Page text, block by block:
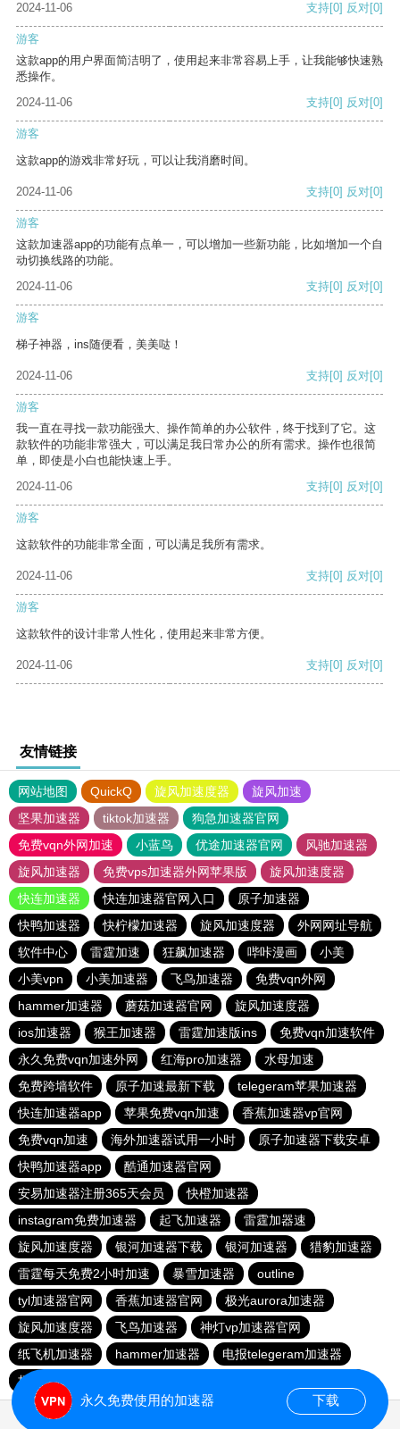
2024-11-06
支持[0] 反对[0]
游客
这款app的用户界面简洁明了，使用起来非常容易上手，让我能够快速熟
悉操作。
2024-11-06
支持[0] 反对[0]
游客
这款app的游戏非常好玩，可以让我消磨时间。
2024-11-06 支持[0] 反对[0]
游客
这款加速器app的功能有点单一，可以增加一些新功能，比如增加一个自
动切换线路的功能。
2024-11-06
支持[0] 反对[0]
游客
梯子神器，ins随便看，美美哒！
2024-11-06 支持[0] 反对[0]
游客
我一直在寻找一款功能强大、操作简单的办公软件，终于找到了它。这
款软件的功能非常强大，可以满足我日常办公的所有需求。操作也很简
单，即使是小白也能快速上手。
2024-11-06
支持[0] 反对[0]
游客
这款软件的功能非常全面，可以满足我所有需求。
2024-11-06 支持[0] 反对[0]
游客
这款软件的设计非常人性化，使用起来非常方便。
2024-11-06 支持[0] 反对[0]
友情链接
网站地图 QuickQ 旋风加速度器
旋风加速
坚果加速器
tiktok加速器
狗急加速器官网
免费vqn外网加速
小蓝鸟 优途加速器官网
风驰加速器
旋风加速器
免费vps加速器外网苹果版
旋风加速度器
快连加速器
快连加速器官网入口
原子加速器
快鸭加速器
快柠檬加速器 旋风加速度器
外网网址导航
软件中心
雷霆加速 狂飙加速器 哔咔漫画
小美
小美vpn
小美加速器 飞鸟加速器
免费vqn外网
hammer加速器
蘑菇加速器官网
旋风加速度器
ios加速器
猴王加速器 雷霆加速版ins
免费vqn加速软件
永久免费vqn加速外网
红海pro加速器
水母加速
免费跨墙软件
原子加速最新下载
telegeram苹果加速器
快连加速器app
苹果免费vqn加速
香蕉加速器vp官网
免费vqn加速
海外加速器试用一小时
原子加速器下载安卓
快鸭加速器app
酷通加速器官网
安易加速器注册365天会员
快橙加速器
instagram免费加速器
起飞加速器
雷霆加器速
旋风加速度器
银河加速器下载 银河加速器
猎豹加速器
雷霆每天免费2小时加速
暴雪加速器
outline
tyl加速器官网
香蕉加速器官网
极光aurora加速器
旋风加速度器
飞鸟加速器
神灯vp加速器官网
纸飞机加速器
hammer加速器
电报telegeram加速器
极光vqn官网
永久免费使用的加速器 下载